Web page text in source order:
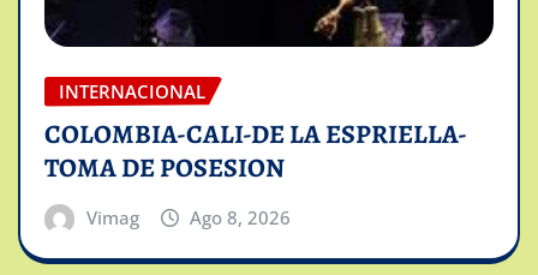
INTERNACIONAL
COLOMBIA-CALI-DE LA ESPRIELLA-
TOMA DE POSESION
Vimag Ago 8, 2026